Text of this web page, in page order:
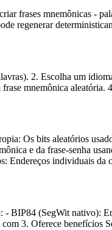
frases mnemônicas -
regenerar
2. Escolha um
mnemônica
Os bits aleatórios
e da frase-senha
Endereços individuais da
BIP84 (SegWit nativo):
3. Oferece